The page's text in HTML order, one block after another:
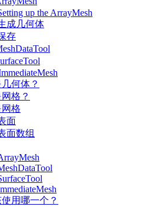
up the ArrayMesh
成几何体
存
何体？
格？
格
面
面数组
用哪一个？